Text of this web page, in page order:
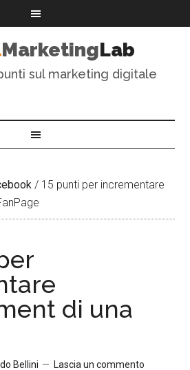
MarketingLab
sul marketing digitale
/ 15 punti per incrementare
di una
Bellini
Lascia un commento